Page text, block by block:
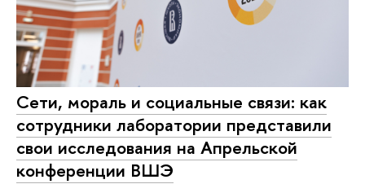
Сети, мораль и социальные связи: как
сотрудники лаборатории представили
свои исследования на Апрельской
конференции ВШЭ